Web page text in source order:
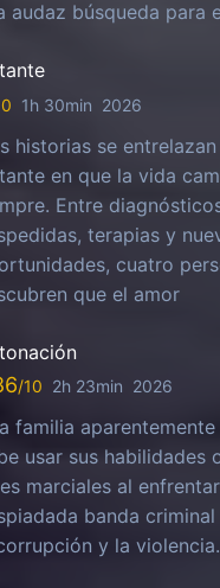
audaz búsqueda para
1h 30min 2026
historias se entrelazan
en que la vida
Entre
terapias y
cuatro
que el amor
2h 23min 2026
familia
usar sus habilidades
marciales al
banda
y la violencia.